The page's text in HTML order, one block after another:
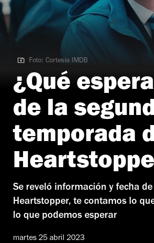
Foto: Cortesía IMDB
Foto: Cortesía IMDB
¿Qué
de la
temporada
Se reveló información y fecha
Heartstopper, te contamos lo
lo que podemos esperar
martes 25 abril 2023